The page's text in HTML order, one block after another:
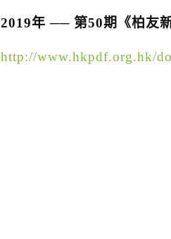
2019年 ── 第50期《柏友新
http://www.hkpdf.org.hk/